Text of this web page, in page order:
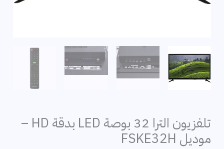
تلفزيون الترا 32 بوصة LED بدقة HD –
موديل FSKE32H